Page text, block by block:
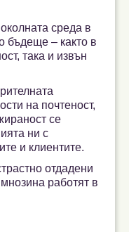
среда в
бъдеще – както в
така и извън
на почтеност,
се
ни с
и клиентите.
отдадени
работят в